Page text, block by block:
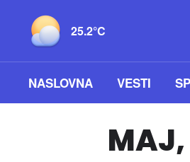
25.2°C
NASLOVNA VESTI